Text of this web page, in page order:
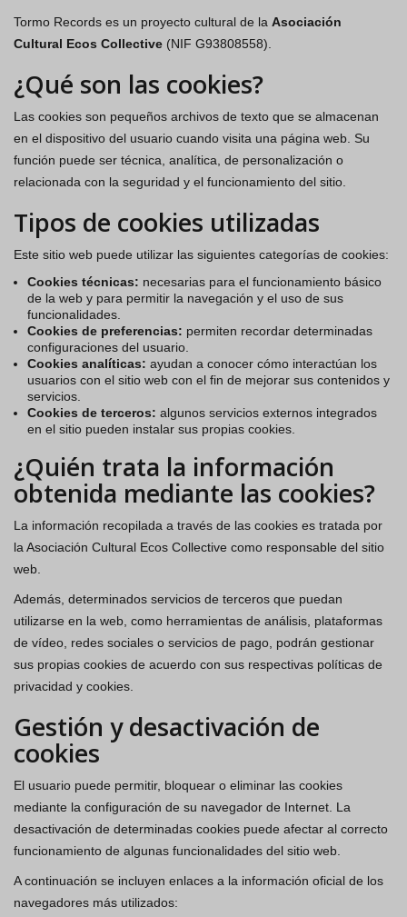
Tormo Records es un proyecto cultural de la Asociación
Cultural Ecos Collective (NIF G93808558).
¿Qué son las cookies?
Las cookies son pequeños archivos de texto que se almacenan
en el dispositivo del usuario cuando visita una página web. Su
función puede ser técnica, analítica, de personalización o
relacionada con la seguridad y el funcionamiento del sitio.
Tipos de cookies utilizadas
Este sitio web puede utilizar las siguientes categorías de cookies:
Cookies técnicas: necesarias para el funcionamiento básico
de la web y para permitir la navegación y el uso de sus
funcionalidades.
Cookies de preferencias: permiten recordar determinadas
configuraciones del usuario.
Cookies analíticas: ayudan a conocer cómo interactúan los
usuarios con el sitio web con el fin de mejorar sus contenidos y
servicios.
Cookies de terceros: algunos servicios externos integrados
en el sitio pueden instalar sus propias cookies.
¿Quién trata la información
obtenida mediante las cookies?
La información recopilada a través de las cookies es tratada por
la Asociación Cultural Ecos Collective como responsable del sitio
web.
Además, determinados servicios de terceros que puedan
utilizarse en la web, como herramientas de análisis, plataformas
de vídeo, redes sociales o servicios de pago, podrán gestionar
sus propias cookies de acuerdo con sus respectivas políticas de
privacidad y cookies.
Gestión y desactivación de
cookies
El usuario puede permitir, bloquear o eliminar las cookies
mediante la configuración de su navegador de Internet. La
desactivación de determinadas cookies puede afectar al correcto
funcionamiento de algunas funcionalidades del sitio web.
A continuación se incluyen enlaces a la información oficial de los
navegadores más utilizados: